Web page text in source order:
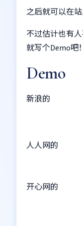
之后就可以在站
不过估计也有
就写个Demo吧！
Demo
新浪的
人人网的
开心网的